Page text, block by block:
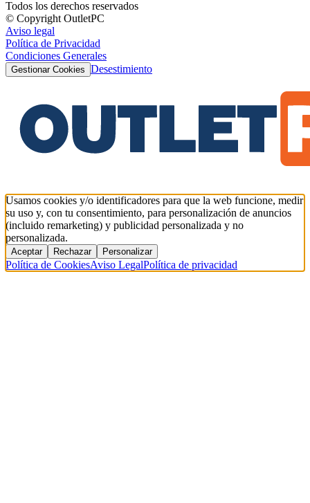
Todos los derechos reservados
© Copyright OutletPC
Aviso legal
Política de Privacidad
Condiciones Generales
Gestionar Cookies Desestimiento
Usamos cookies y/o identificadores para que la web funcione, medir
su uso y, con tu consentimiento, para personalización de anuncios
(incluido remarketing) y publicidad personalizada y no
personalizada.
Aceptar Rechazar Personalizar
Política de CookiesAviso LegalPolítica de privacidad